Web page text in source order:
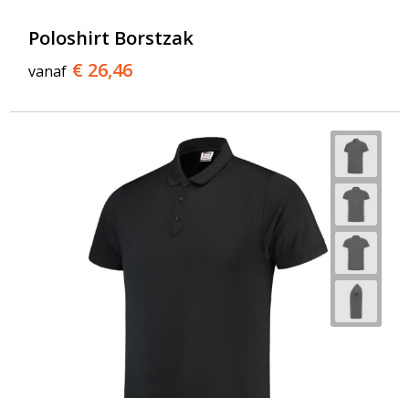
Poloshirt Borstzak
vanaf € 26,46